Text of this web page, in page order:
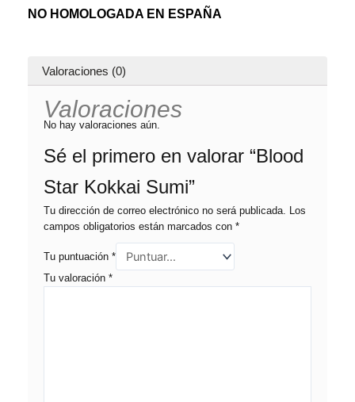
NO HOMOLOGADA EN ESPAÑA
Valoraciones (0)
Valoraciones
No hay valoraciones aún.
Sé el primero en valorar “Blood
Star Kokkai Sumi”
Tu dirección de correo electrónico no será publicada. Los
campos obligatorios están marcados con *
Tu puntuación *
Tu valoración *